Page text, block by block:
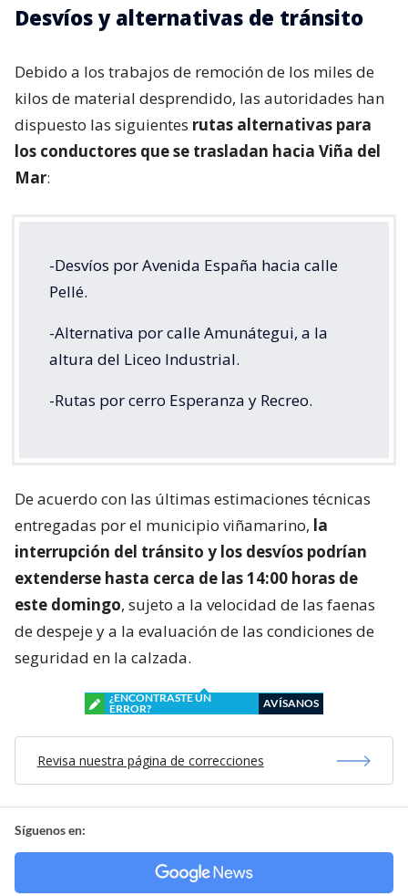
Desvíos y alternativas de tránsito
Debido a los trabajos de remoción de los miles de
kilos de material desprendido, las autoridades han
dispuesto las siguientes rutas alternativas para
los conductores que se trasladan hacia Viña del
Mar:
-Desvíos por Avenida España hacia calle
Pellé.
-Alternativa por calle Amunátegui, a la
altura del Liceo Industrial.
-Rutas por cerro Esperanza y Recreo.
De acuerdo con las últimas estimaciones técnicas
entregadas por el municipio viñamarino, la
interrupción del tránsito y los desvíos podrían
extenderse hasta cerca de las 14:00 horas de
este domingo, sujeto a la velocidad de las faenas
de despeje y a la evaluación de las condiciones de
seguridad en la calzada.
¿ENCONTRASTE UN
ERROR?
AVÍSANOS
Revisa nuestra página de correcciones
Síguenos en: